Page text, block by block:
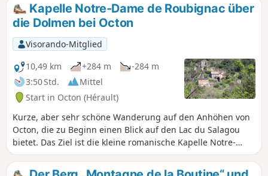
Kapelle Notre-Dame de Roubignac über
die Dolmen bei Octon
Visorando-Mitglied
10,49 km
+284 m
-284 m
3:50 Std.
Mittel
Start in Octon (Hérault)
Kurze, aber sehr schöne Wanderung auf den Anhöhen von
Octon, die zu Beginn einen Blick auf den Lac du Salagou
bietet. Das Ziel ist die kleine romanische Kapelle Notre-
Dame de Roubignac (7), aber es gibt noch weitere kleine
Ziele: den Dolmen und die Ruinen der Burg von Octon, die